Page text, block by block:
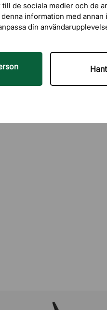
de sociala medier och de
information med
din